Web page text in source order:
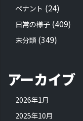
ペナント (24)
日常の様子 (409)
未分類 (349)
アーカイブ
2026年1月
2025年10月